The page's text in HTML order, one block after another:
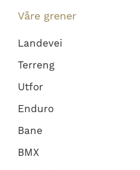
Våre grener
Landevei
Terreng
Utfor
Enduro
Bane
BMX